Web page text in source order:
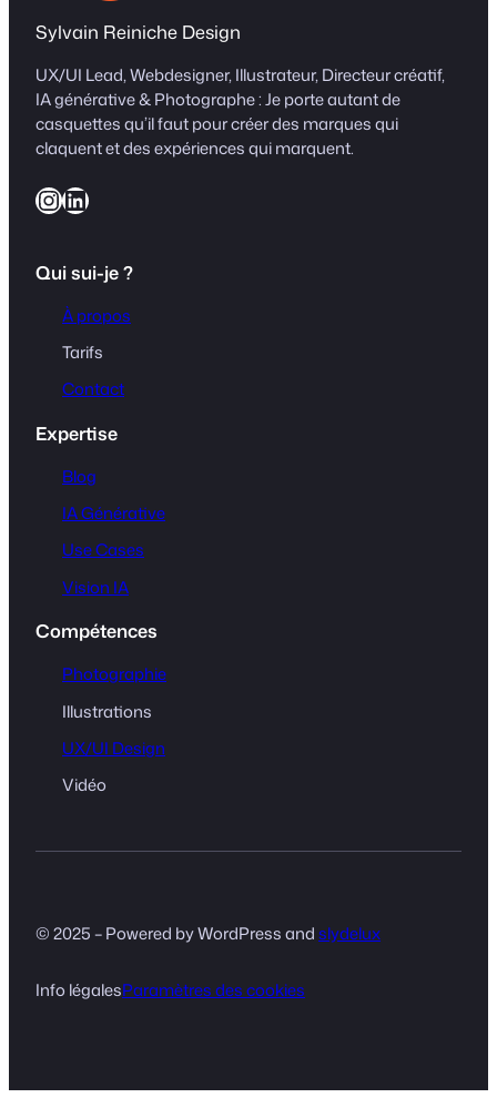
Sylvain Reiniche Design
UX/UI Lead, Webdesigner, Illustrateur, Directeur créatif,
IA générative & Photographe : Je porte autant de
casquettes qu’il faut pour créer des marques qui
claquent et des expériences qui marquent.
InstagramLinkedIn
Qui sui-je ?
À propos
Tarifs
Contact
Expertise
Blog
IA Générative
Use Cases
Vision IA
Compétences
Photographie
Illustrations
UX/UI Design
Vidéo
© 2025 – Powered by WordPress andslydelux
Info légalesParamètres des cookies